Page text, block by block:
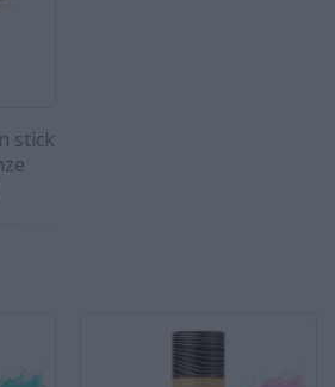
Aloha sun stick - SUNSET SESSIONS
Το νέο Aloha Sun Stick παρέχει
Aloha sun stick - SEA SHELL - white
stick